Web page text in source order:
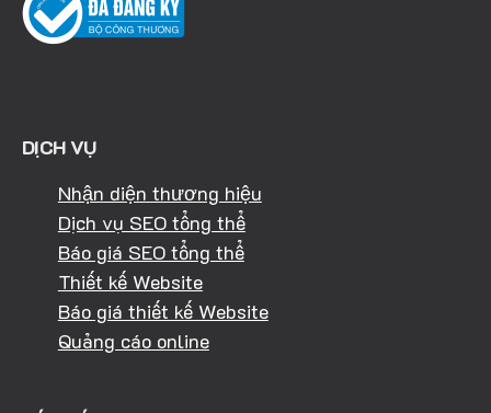
DỊCH VỤ
Nhận diện thương hiệu
Dịch vụ SEO tổng thể
Báo giá SEO tổng thể
Thiết kế Website
Báo giá thiết kế Website
Quảng cáo online